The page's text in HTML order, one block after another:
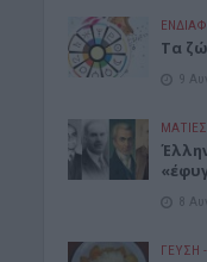
Τα
9
8
ΓΕΎΣΗ